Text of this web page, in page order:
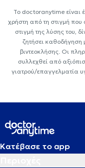
Το doctoranytime είναι
χρήστη από τη στιγμή που
στιγμή της λύσης του,
ζητήσει
βιντεοκλήσης. Οι
συλλεχθεί από
γιατρού/επαγγελματία
Κατέβασε το app